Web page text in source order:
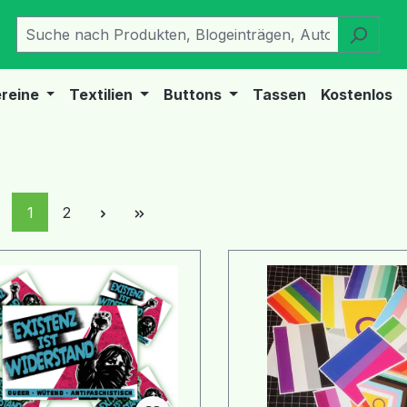
Textilien Buttons Tassen Kostenlos
Seite
1 Seite
2